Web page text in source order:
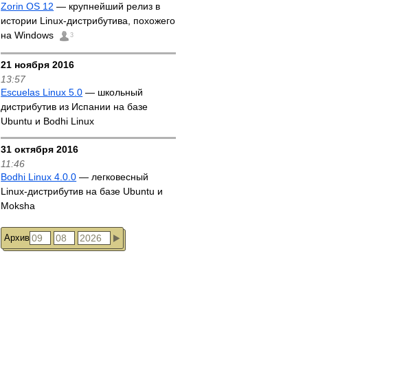
Zorin OS 12 — крупнейший релиз в
истории Linux-дистрибутива, похожего
на Windows
3
21 ноября 2016
13:57
Escuelas Linux 5.0 — школьный
дистрибутив из Испании на базе
Ubuntu и Bodhi Linux
31 октября 2016
11:46
Bodhi Linux 4.0.0 — легковесный
Linux-дистрибутив на базе Ubuntu и
Moksha
Архив